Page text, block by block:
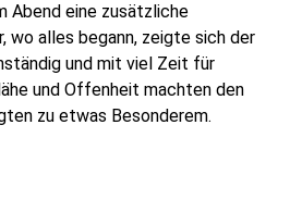
Abend eine zusätzliche
wo alles begann, zeigte sich der
und mit viel Zeit für
und Offenheit machten den
zu etwas Besonderem.